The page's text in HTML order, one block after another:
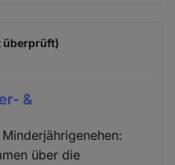
überprüft)
&
über die